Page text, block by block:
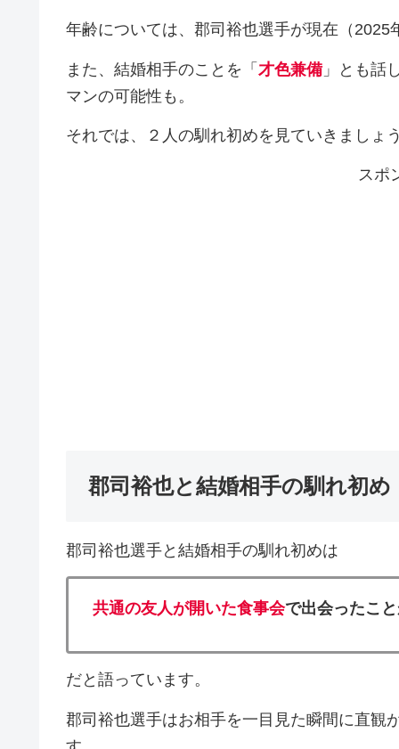
年齢については、郡司裕也選手が現在（
また、結婚相手のことを「 才色兼備」とも話
マンの可能性も。
それでは、２人の馴れ初めを見ていきましょ
スポ
郡司裕也と結婚相手の馴れ初め
郡司裕也選手と結婚相手の馴れ初めは
共通の友人が開いた食事会で出会ったこ
だと語っています。
郡司裕也選手はお相手を一目見た瞬間に直観